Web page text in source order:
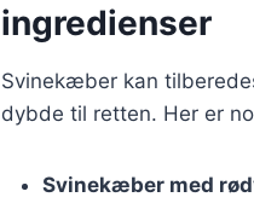
ingredienser
Svinekæber kan
dybde til retten. Her er
Svinekæber med